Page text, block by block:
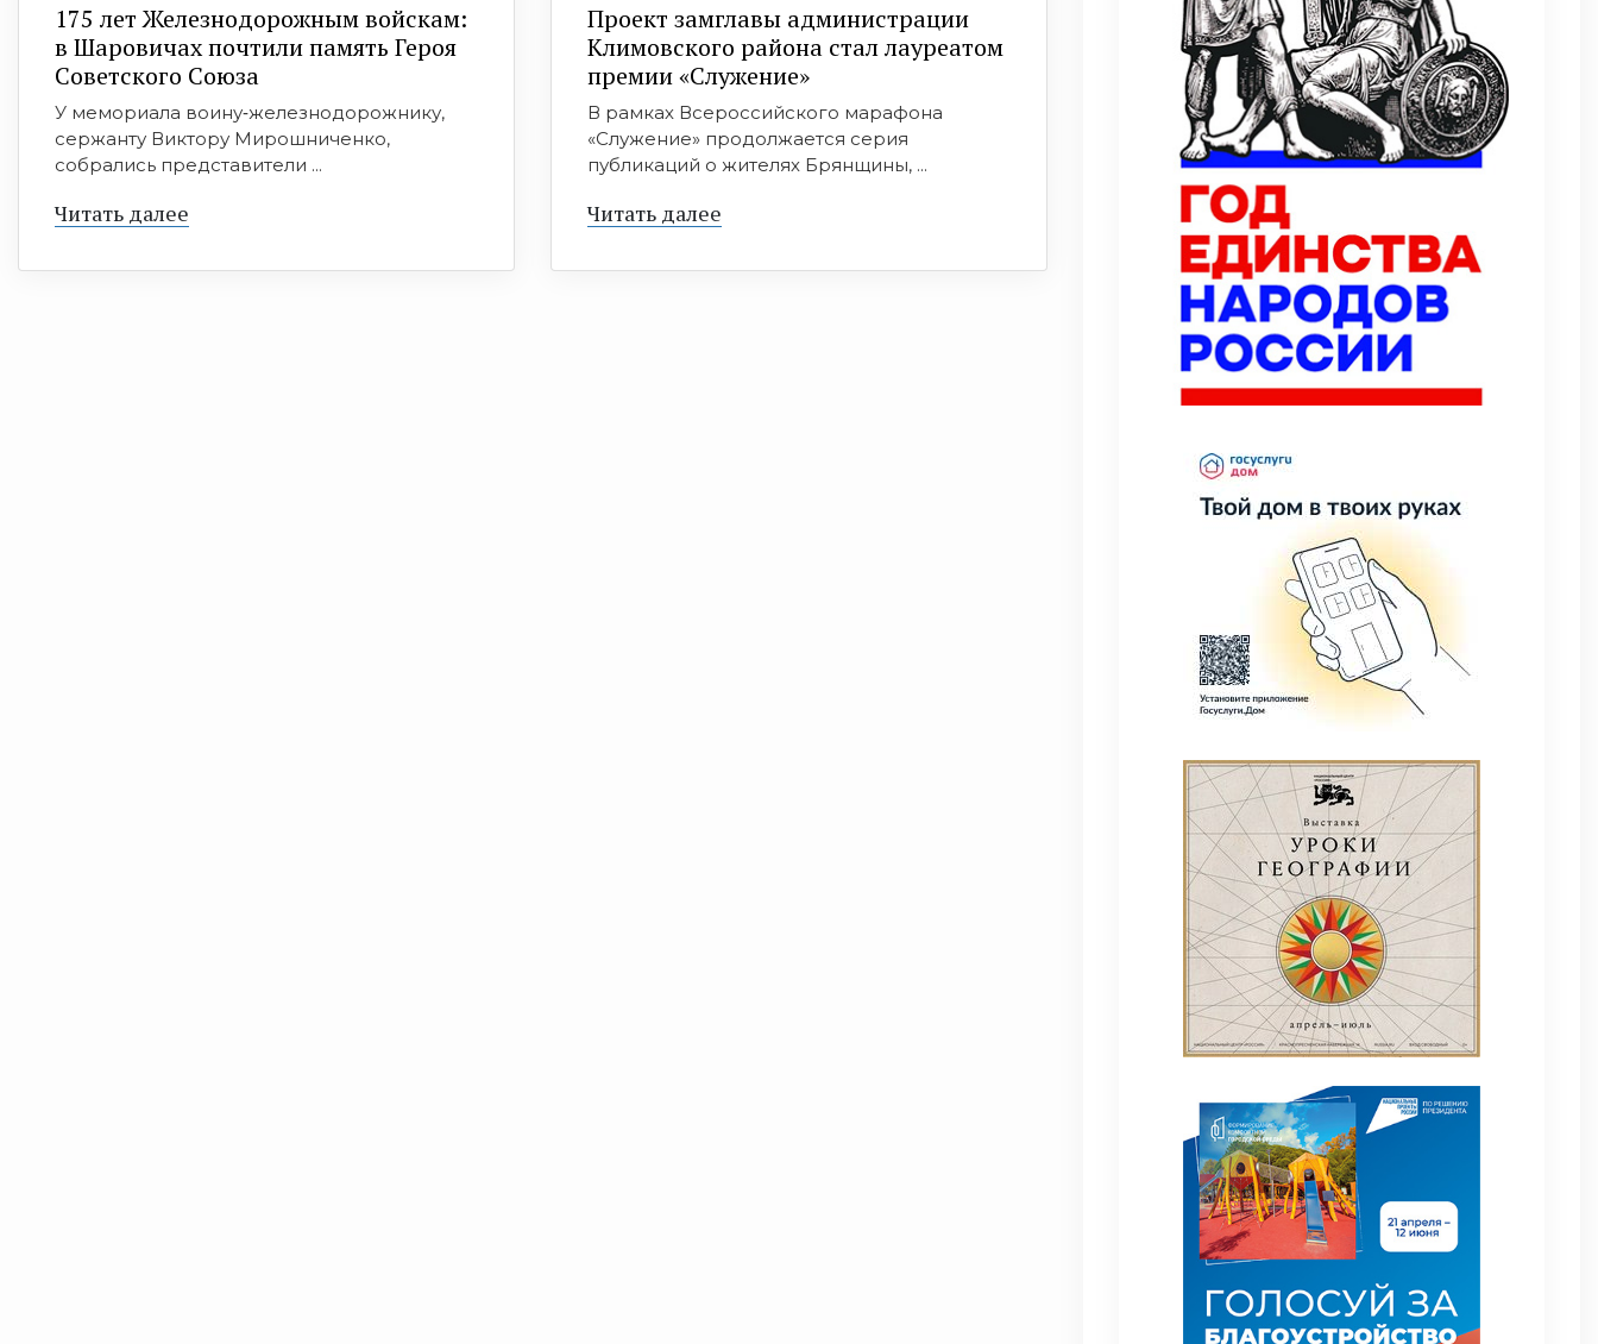
175 лет Железнодорожным войскам:
в Шаровичах почтили память Героя
Советского Союза
У мемориала воину‑железнодорожнику,
сержанту Виктору Мирошниченко,
собрались представители ...
Читать далее
Проект замглавы администрации
Климовского района стал лауреатом
премии «Служение»
В рамках Всероссийского марафона
«Служение» продолжается серия
публикаций о жителях Брянщины, ...
Читать далее